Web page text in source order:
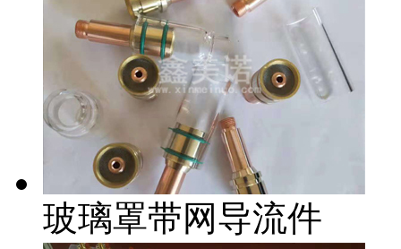
玻璃罩带网导流件